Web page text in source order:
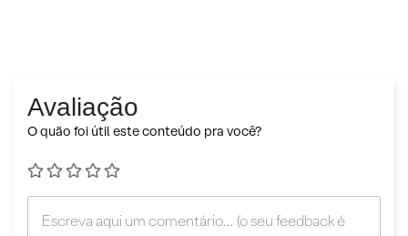
Avaliação
O quão foi útil este conteúdo pra você?